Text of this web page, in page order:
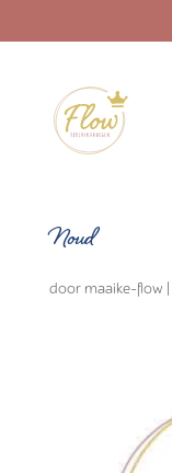
Noud
door maaike-flow |